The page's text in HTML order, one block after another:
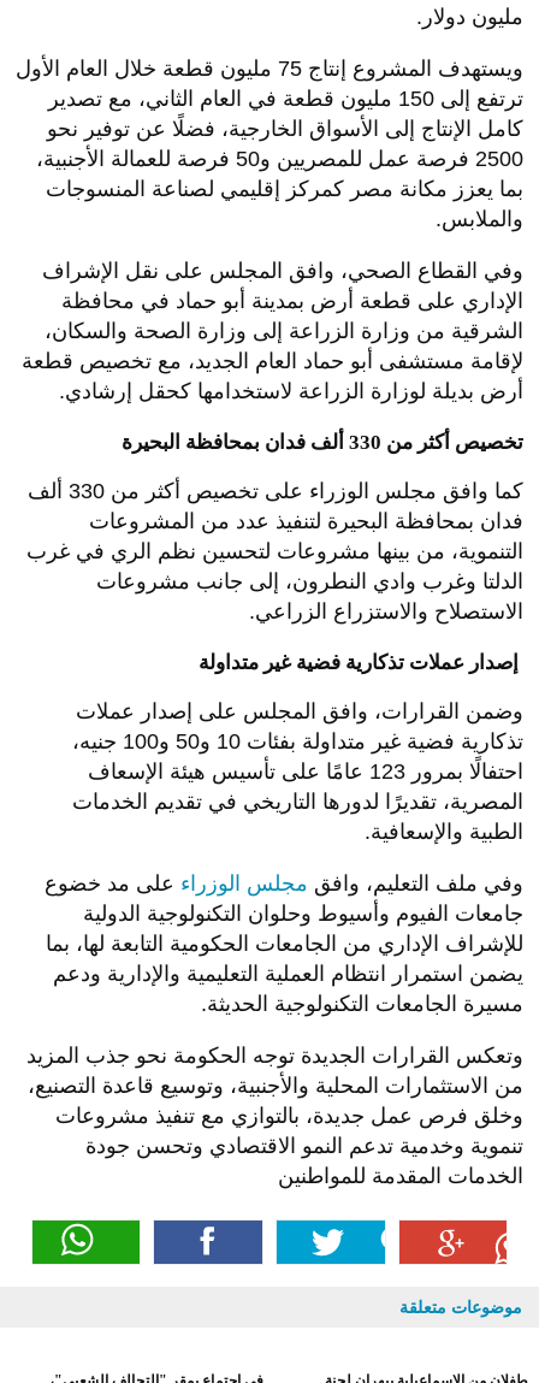
مليون دولار.
ويستهدف المشروع إنتاج 75 مليون قطعة خلال العام الأول
ترتفع إلى 150 مليون قطعة في العام الثاني، مع تصدير
كامل الإنتاج إلى الأسواق الخارجية، فضلًا عن توفير نحو
2500 فرصة عمل للمصريين و50 فرصة للعمالة الأجنبية،
بما يعزز مكانة مصر كمركز إقليمي لصناعة المنسوجات
والملابس.
وفي القطاع الصحي، وافق المجلس على نقل الإشراف
الإداري على قطعة أرض بمدينة أبو حماد في محافظة
الشرقية من وزارة الزراعة إلى وزارة الصحة والسكان،
لإقامة مستشفى أبو حماد العام الجديد، مع تخصيص قطعة
أرض بديلة لوزارة الزراعة لاستخدامها كحقل إرشادي.
تخصيص أكثر من 330 ألف فدان بمحافظة البحيرة
كما وافق مجلس الوزراء على تخصيص أكثر من 330 ألف
فدان بمحافظة البحيرة لتنفيذ عدد من المشروعات
التنموية، من بينها مشروعات لتحسين نظم الري في غرب
الدلتا وغرب وادي النطرون، إلى جانب مشروعات
الاستصلاح والاستزراع الزراعي.
وضمن القرارات، وافق المجلس على إصدار عملات
تذكارية فضية غير متداولة بفئات 10 و50 و100 جنيه،
احتفالًا بمرور 123 عامًا على تأسيس هيئة الإسعاف
المصرية، تقديرًا لدورها التاريخي في تقديم الخدمات
الطبية والإسعافية.
وفي ملف التعليم، وافق مجلس الوزراء على مد خضوع
جامعات الفيوم وأسيوط وحلوان التكنولوجية الدولية
للإشراف الإداري من الجامعات الحكومية التابعة لها، بما
يضمن استمرار انتظام العملية التعليمية والإدارية ودعم
مسيرة الجامعات التكنولوجية الحديثة.
وتعكس القرارات الجديدة توجه الحكومة نحو جذب المزيد
من الاستثمارات المحلية والأجنبية، وتوسيع قاعدة التصنيع،
وخلق فرص عمل جديدة، بالتوازي مع تنفيذ مشروعات
تنموية وخدمية تدعم النمو الاقتصادي وتحسن جودة
الخدمات المقدمة للمواطنين
موضوعات متعلقة